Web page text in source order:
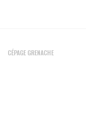
CÉPAGE GRENACHE